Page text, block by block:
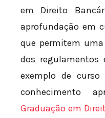
em Direito
aprofundação em
que permitem
dos regulamentos
exemplo de curso
conhecimento
Graduação em